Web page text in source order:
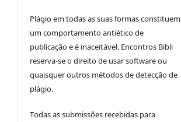
Plágio em todas as suas formas constituem
um comportamento antiético de
publicação e é inaceitável. Encontros Bibli
reserva-se o direito de usar software ou
quaisquer outros métodos de detecção de
plágio.
Todas as submissões recebidas para